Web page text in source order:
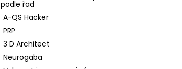
podle řad
A-QS Hacker
PRP
3 D Architect
Neurogaba